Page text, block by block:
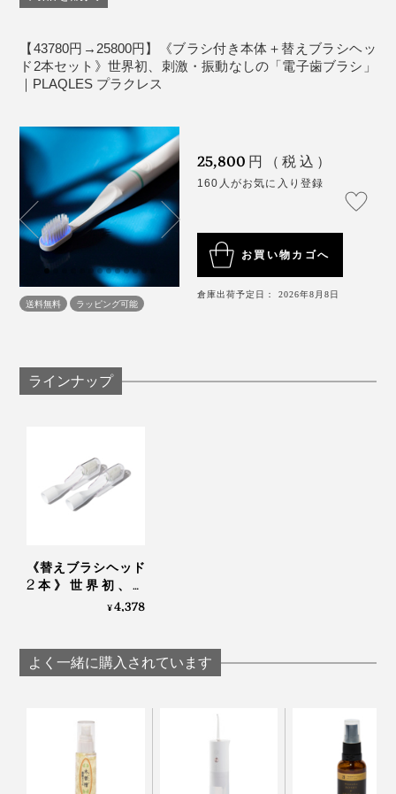
い。
本品は、電子歯ブラシです、電動歯ブラシではあり
ません。
す。
【43780円→25800円】《ブラシ付き本体＋替えブラシヘッ
ド2本セット》世界初、刺激・振動なしの「電子歯ブラシ」
｜PLAQLES プラクレス
送料無料 ラッピング可能
25,800 円（税込）
160人がお気に入り登録
お買い物カゴへ
倉庫出荷予定日： 2026年8月8日
ラインナップ
《替えブラシヘッド
2本》世界初、刺
激・振動なしの「電
¥4,378
よく一緒に購入されています